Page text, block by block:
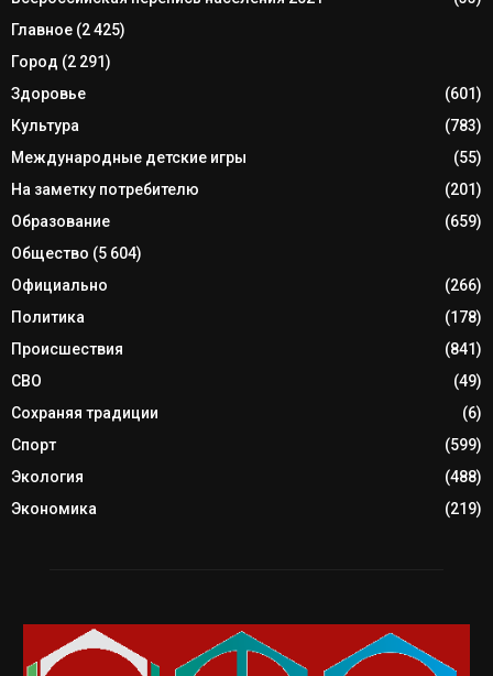
Главное (2 425)
Город (2 291)
Здоровье
(601)
Культура
(783)
Международные детские игры
(55)
На заметку потребителю
(201)
Образование
(659)
Общество (5 604)
Официально
(266)
Политика
(178)
Происшествия
(841)
СВО
(49)
Сохраняя традиции
(6)
Спорт
(599)
Экология
(488)
Экономика
(219)